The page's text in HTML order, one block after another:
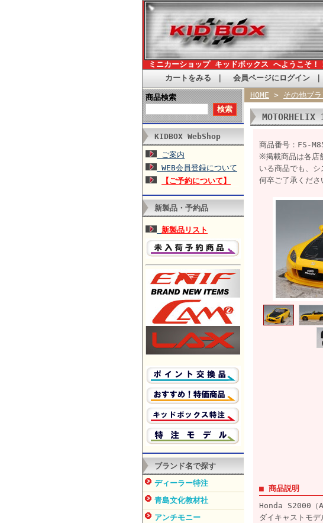
ミニカーショップ キッドボックス へようこそ！
カートをみる
会員ページにログイン
商品検索
KIDBOX WebShop
ご案内
WEB会員登録について
【ご予約について】
新製品・予約品
新製品リスト
ブランド名で探す
ディーラー特注
青島文化教材社
アンチモニー
HOME > その他ブ
商品番号：FS-
※掲載商品は各店
いる商品でも、
何卒ご了承くださ
■ 商品説明
Honda S2000（
ダイキャストモ